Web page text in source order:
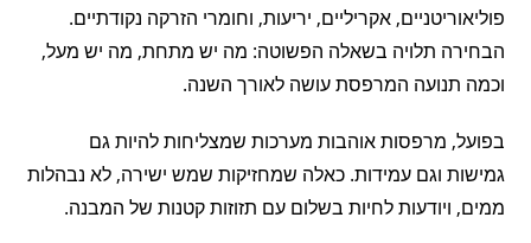
פוליאוריטניים, אקריליים, יריעות, וחומרי הזרקה נקודתיים.
הבחירה תלויה בשאלה הפשוטה: מה יש מתחת, מה יש מעל,
וכמה תנועה המרפסת עושה לאורך השנה.
בפועל, מרפסות אוהבות מערכות שמצליחות להיות גם
גמישות וגם עמידות. כאלה שמחזיקות שמש ישירה, לא נבהלות
ממים, ויודעות לחיות בשלום עם תזוזות קטנות של המבנה.